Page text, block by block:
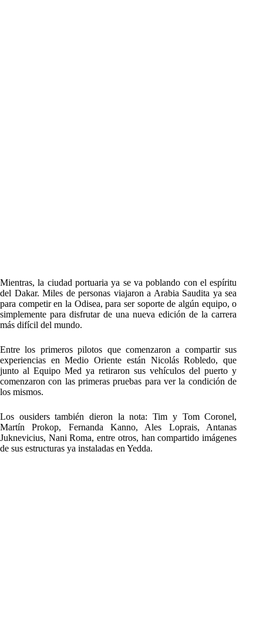
Mientras, la ciudad portuaria ya se va poblando con el espíritu
del Dakar. Miles de personas viajaron a Arabia Saudita ya sea
para competir en la Odisea, para ser soporte de algún equipo, o
simplemente para disfrutar de una nueva edición de la carrera
más difícil del mundo.
Entre los primeros pilotos que comenzaron a compartir sus
experiencias en Medio Oriente están Nicolás Robledo, que
junto al Equipo Med ya retiraron sus vehículos del puerto y
comenzaron con las primeras pruebas para ver la condición de
los mismos.
Los ousiders también dieron la nota: Tim y Tom Coronel,
Martín Prokop, Fernanda Kanno, Ales Loprais, Antanas
Juknevicius, Nani Roma, entre otros, han compartido imágenes
de sus estructuras ya instaladas en Yedda.